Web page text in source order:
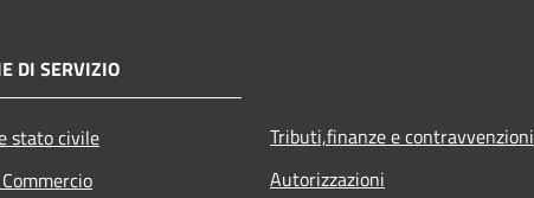
DI SERVIZIO
stato civile
Tributi,finanze e contravvenzioni
Autorizzazioni